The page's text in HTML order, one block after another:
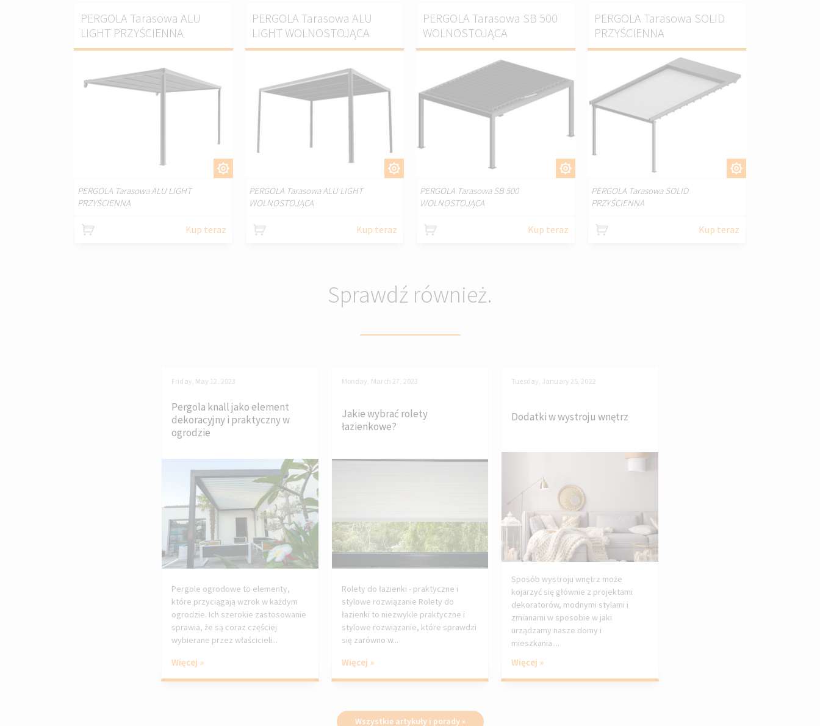
PERGOLA Tarasowa ALU
LIGHT PRZYŚCIENNA
PERGOLA Tarasowa ALU LIGHT
PRZYŚCIENNA
Kup teraz
PERGOLA Tarasowa ALU
LIGHT WOLNOSTOJĄCA
PERGOLA Tarasowa ALU LIGHT
WOLNOSTOJĄCA
Kup teraz
PERGOLA Tarasowa SB 500
WOLNOSTOJĄCA
PERGOLA Tarasowa SB 500
WOLNOSTOJĄCA
Kup teraz
PERGOLA Tarasowa SOLID
PRZYŚCIENNA
PERGOLA Tarasowa SOLID
PRZYŚCIENNA
Kup teraz
Sprawdź również.
Friday, May 12, 2023
Pergola knall jako element
dekoracyjny i praktyczny w
ogrodzie
Pergole ogrodowe to elementy,
które przyciągają wzrok w każdym
ogrodzie. Ich szerokie zastosowanie
sprawia, że są coraz częściej
wybierane przez właścicieli...
Więcej »
Monday, March 27, 2023
Jakie wybrać rolety
łazienkowe?
Rolety do łazienki - praktyczne i
stylowe rozwiązanie Rolety do
łazienki to niezwykle praktyczne i
stylowe rozwiązanie, które sprawdzi
się zarówno w...
Więcej »
Tuesday, January 25, 2022
Dodatki w wystroju wnętrz
Sposób wystroju wnętrz może
kojarzyć się głównie z projektami
dekoratorów, modnymi stylami i
zmianami w sposobie w jaki
urządzamy nasze domy i
mieszkania....
Więcej »
Wszystkie artykuły i porady »